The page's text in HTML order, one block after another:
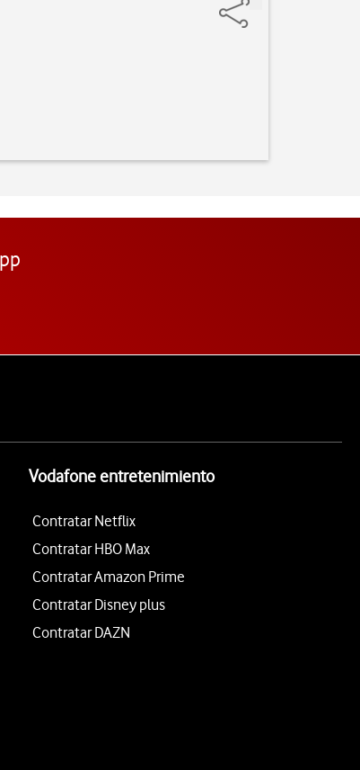
Vodafone entretenimiento
Contratar Netflix
Contratar HBO Max
Contratar Amazon Prime
Contratar Disney plus
Contratar DAZN